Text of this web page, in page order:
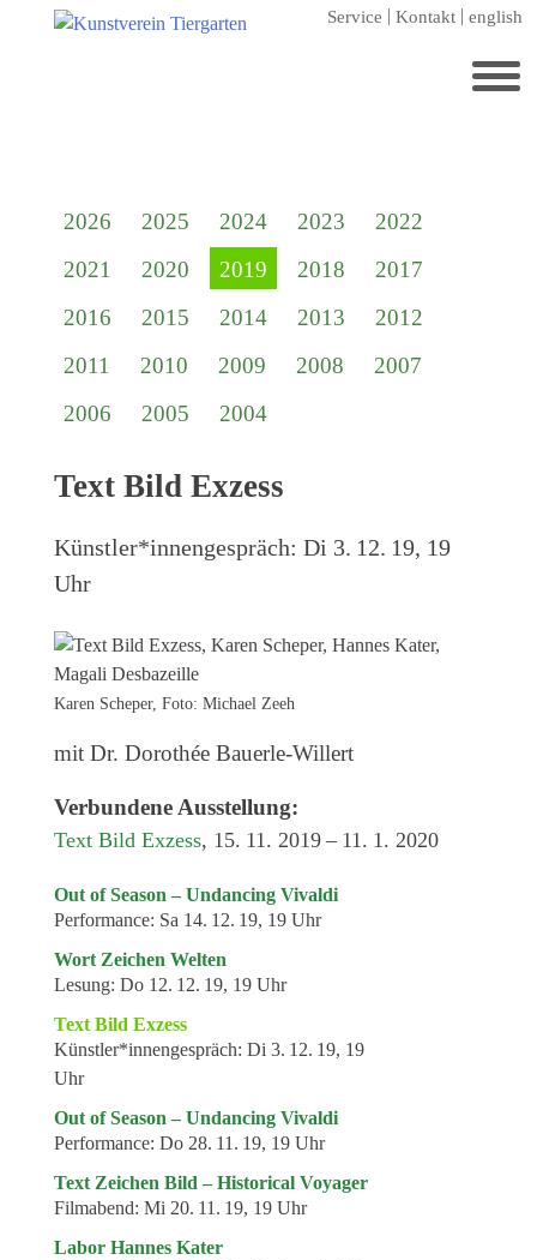
Service Kontakt english
Kunstverein Tiergarten
Förderer
Jahresgaben
Mitglied werden
Ausstellungen
kommende Ausstellungen
Veranstaltungen
Kommende Veranstaltungen
Ortstermin
Vermittlung
Archiv
Ausstellungen
Veranstaltungen
Schlagwörter
Künstler*innen
Genres
Veranstaltungsformate
2026 2025 2024 2023
2022
2021
2020 2019 2018
2017
2016
2015 2014 2013
2012
2011
2010 2009 2008
2007
2006
2005 2004
Text Bild Exzess
Künstler*innengespräch: Di 3. 12. 19, 19
Uhr
Out of Season – Undancing Vivaldi
Performance: Sa 14. 12. 19, 19 Uhr
Wort Zeichen Welten
Lesung: Do 12. 12. 19, 19 Uhr
Text Bild Exzess
Künstler*innengespräch: Di 3. 12. 19, 19
Uhr
Out of Season – Undancing Vivaldi
Performance: Do 28. 11. 19, 19 Uhr
Text Zeichen Bild – Historical Voyager
Filmabend: Mi 20. 11. 19, 19 Uhr
Labor Hannes Kater
Karen Scheper, Foto: Michael Zeeh
mit Dr. Dorothée Bauerle-Willert
Verbundene Ausstellung:
Text Bild Exzess, 15. 11. 2019 – 11. 1. 2020